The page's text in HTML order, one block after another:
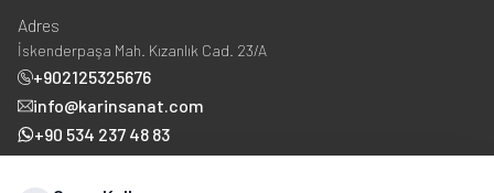
Adres
İskenderpaşa Mah. Kızanlık Cad. 23/A
+902125325676
info@karinsanat.com
+90 534 237 48 83